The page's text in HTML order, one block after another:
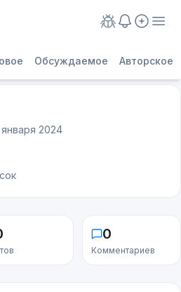
Обсуждаемое Авторское
2024
0
Комментариев